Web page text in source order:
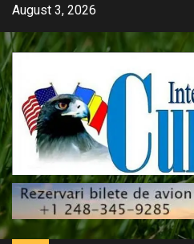
Skip
content
August 3, 2026